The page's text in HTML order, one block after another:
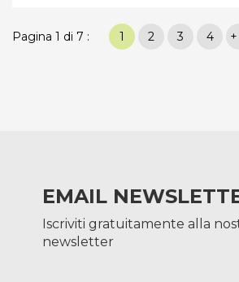
Pagina 1 di 7 : 1 2 3 4
EMAIL
Iscriviti gratuitamente alla
newsletter